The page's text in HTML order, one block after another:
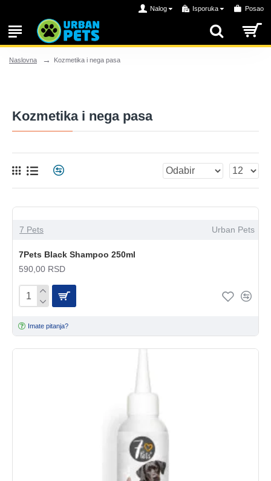
Nalog Isporuka Posao
Naslovna Kozmetika i nega pasa
Kozmetika i nega pasa
7 Pets Urban Pets
7Pets Black Shampoo 250ml
590,00 RSD
Imate pitanja?